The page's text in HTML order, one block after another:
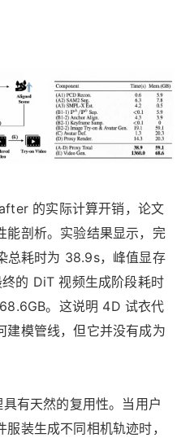
的实际计算开销，论文
能剖析。实验结果显示，完
总耗时为 38.9s，峰值显存
的 DiT 视频生成阶段耗时
。这说明 4D 试衣代
建模管线，但它并没有成为
有天然的复用性。当用户
装生成不同相机轨迹时，